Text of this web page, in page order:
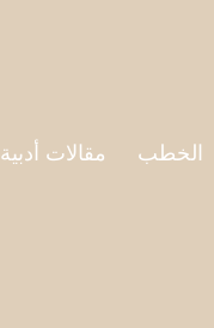
الخطب مقالات أدبية